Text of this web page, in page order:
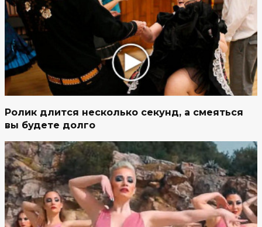
Ролик длится несколько секунд, а смеяться
вы будете долго